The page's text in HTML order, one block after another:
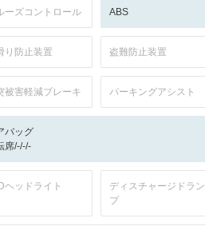
ーズコントロール ABS
り防止装置 盗難防止装置
被害軽減ブレーキ パーキングアシスト
バッグ
席/-/-/-
ヘッドライト
ディスチャージドラン
プ